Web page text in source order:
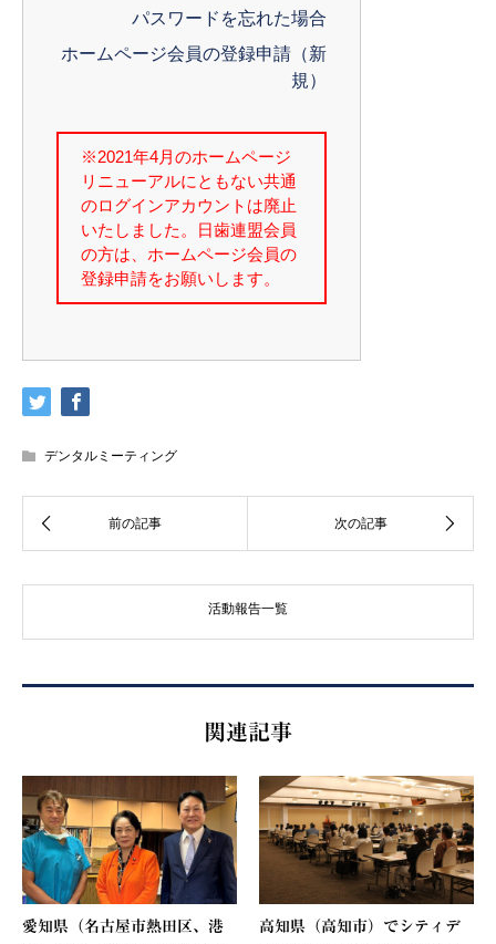
パスワードを忘れた場合
ホームページ会員の登録申請（新
規）
デンタルミーティング
活動報告一覧
関連記事
愛知県（名古屋市熱田区、港
高知県（高知市）でシティデ